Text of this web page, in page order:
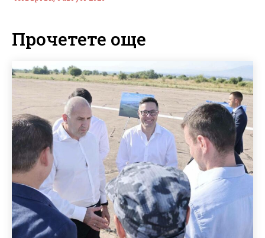
Прочетете още